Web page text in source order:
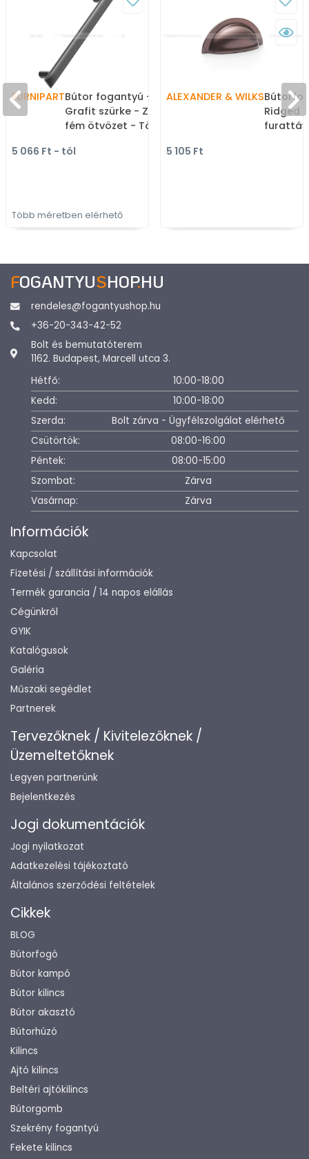
FURNIPARTBútor fogantyú - FLOW -
Grafit szürke - Zamak
fém ötvözet - Több
színes fém
5 066 Ft - tól
Több méretben elérhető
ALEXANDER & WILKS
Ridged
furattáv
5 105 Ft
FOGANTYUSHOP.HU
rendeles@fogantyushop.hu
+36-20-343-42-52
Bolt és bemutatóterem
1162. Budapest, Marcell utca 3.
Hétfő:
10:00-18:00
Kedd:
10:00-18:00
Szerda:
Bolt zárva - Ügyfélszolgálat elérhető
Csütörtök:
08:00-16:00
Péntek:
08:00-15:00
Szombat:
Zárva
Vasárnap:
Zárva
Információk
Kapcsolat
Fizetési / szállítási információk
Termék garancia / 14 napos elállás
Cégünkről
GYIK
Katalógusok
Galéria
Műszaki segédlet
Partnerek
Tervezőknek / Kivitelezőknek /
Üzemeltetőknek
Legyen partnerünk
Bejelentkezés
Jogi dokumentációk
Jogi nyilatkozat
Adatkezelési tájékoztató
Általános szerződési feltételek
Cikkek
BLOG
Bútorfogó
Bútor kampó
Bútor kilincs
Bútor akasztó
Bútorhúzó
Kilincs
Ajtó kilincs
Beltéri ajtókilincs
Bútorgomb
Szekrény fogantyú
Fekete kilincs